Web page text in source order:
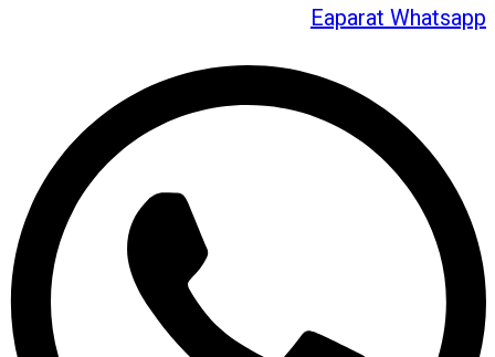
EaparatWhatsapp